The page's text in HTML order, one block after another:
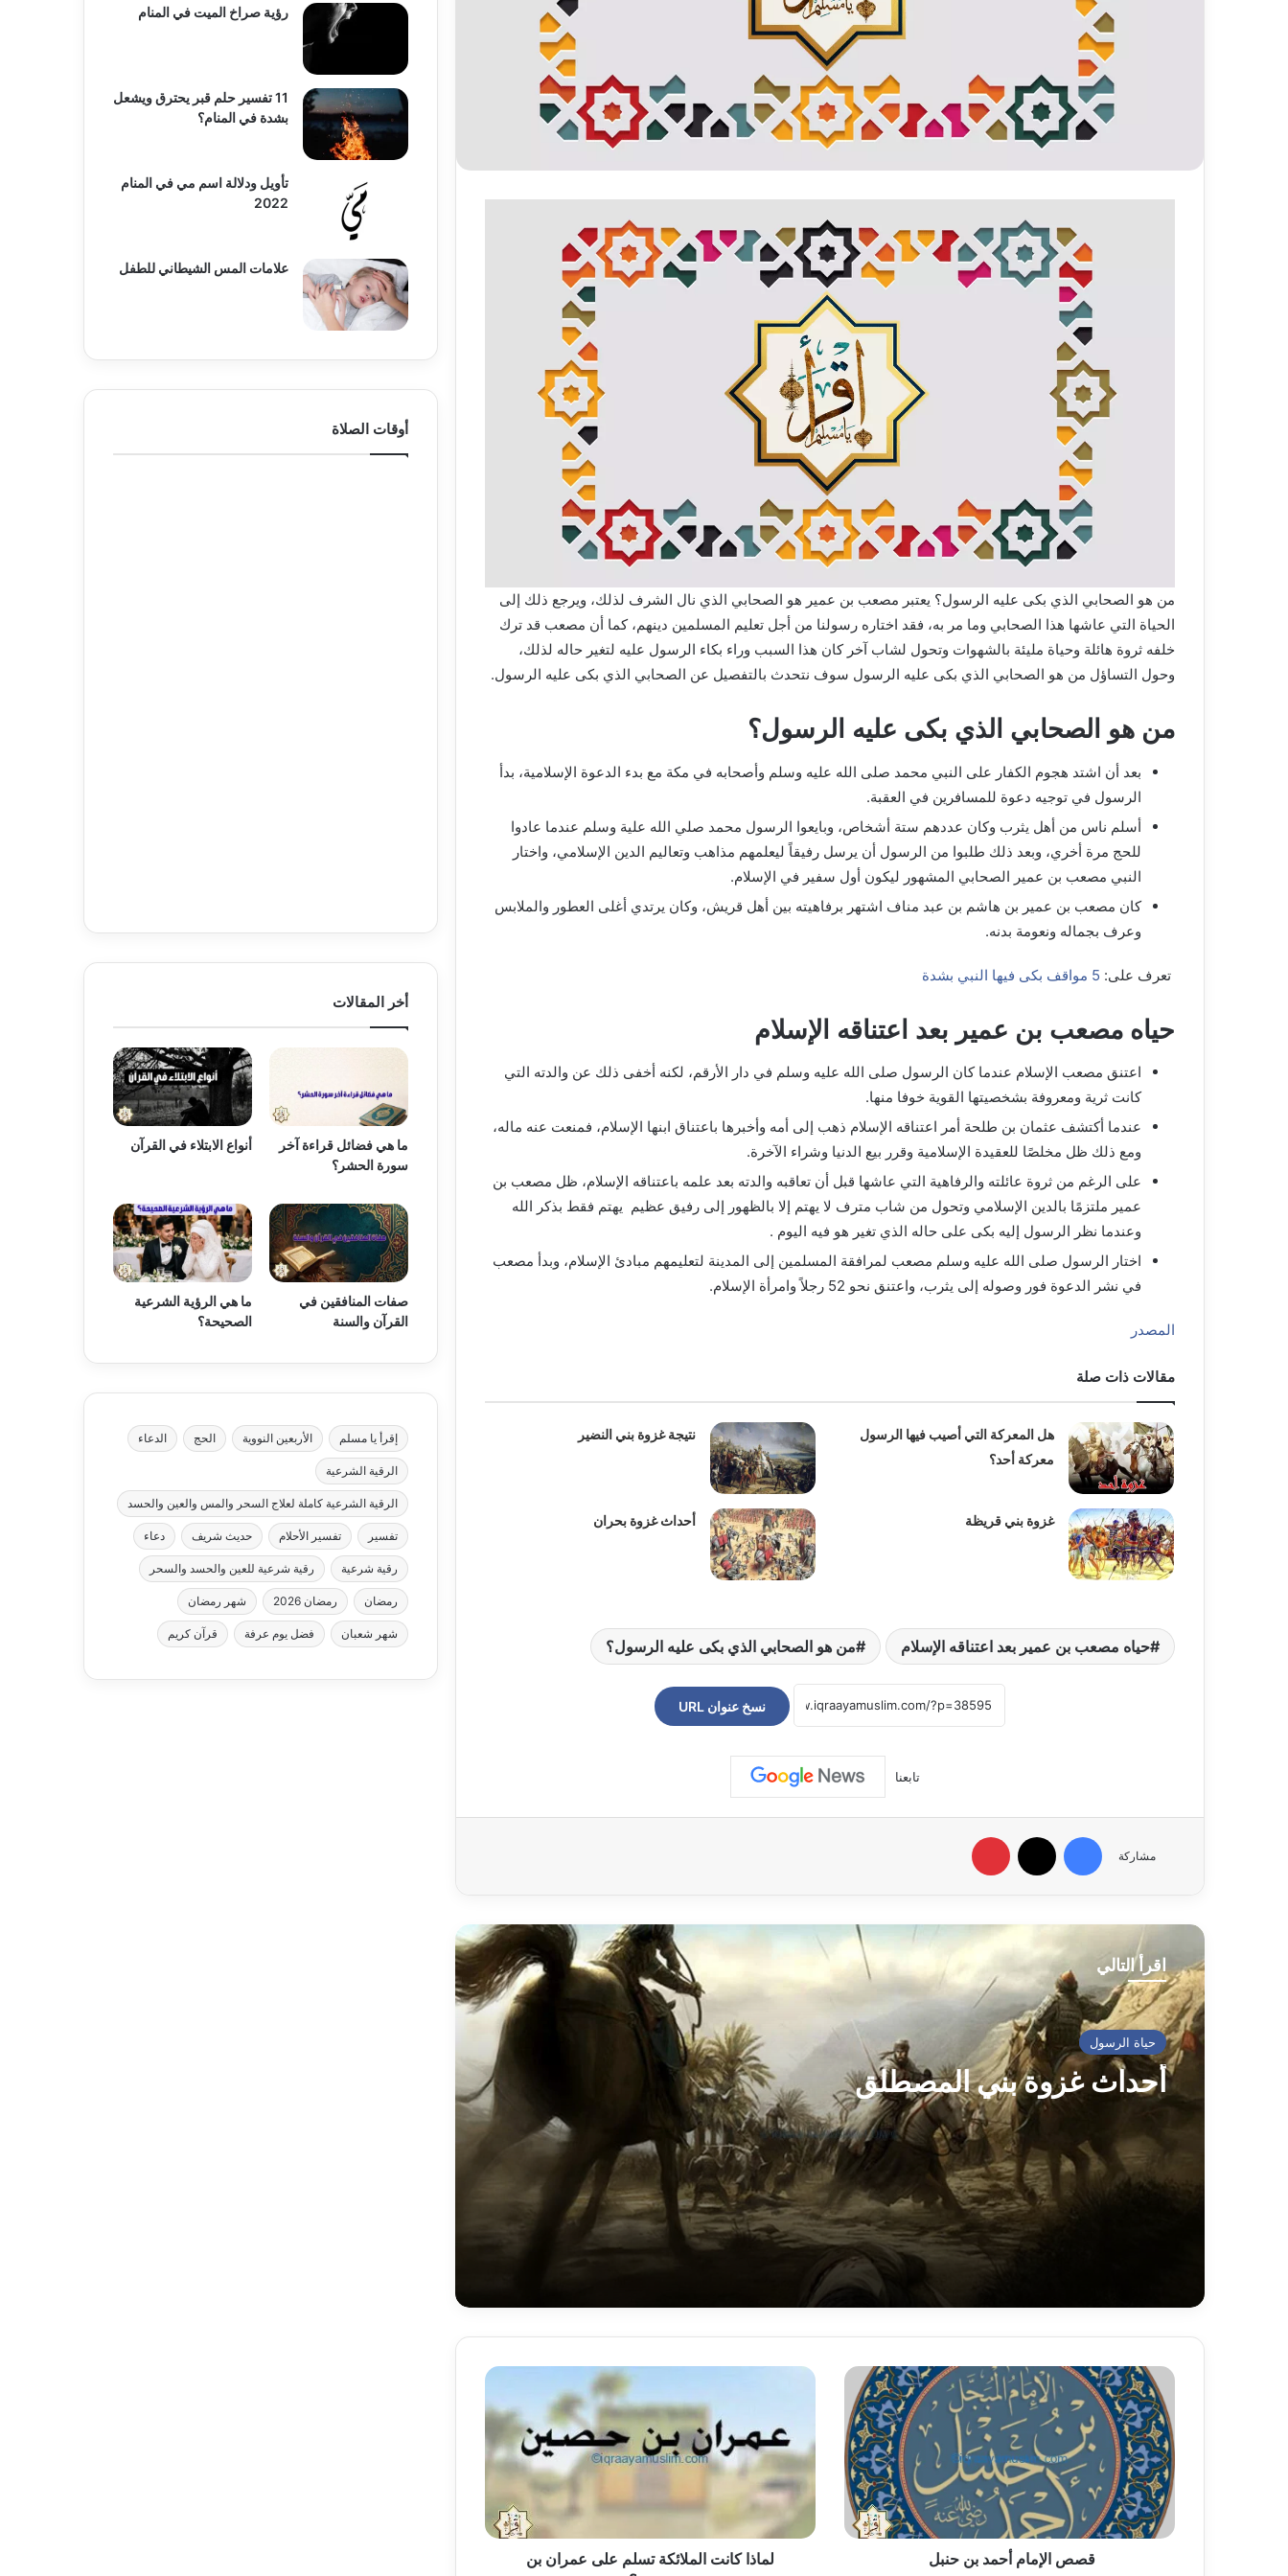
من هو الصحابي الذي بكى عليه الرسول؟ يعتبر مصعب بن عمير هو الصحابي الذي نال الشرف لذلك، ويرجع ذلك إلى
الحياة التي عاشها هذا الصحابي وما مر به، فقد اختاره رسولنا من أجل تعليم المسلمين دينهم، كما أن مصعب قد ترك
خلفه ثروة هائلة وحياة مليئة بالشهوات وتحول لشاب آخر كان هذا السبب وراء بكاء الرسول عليه لتغير حاله لذلك،
وحول التساؤل من هو الصحابي الذي بكى عليه الرسول سوف نتحدث بالتفصيل عن الصحابي الذي بكى عليه الرسول.
من هو الصحابي الذي بكى عليه الرسول؟
بعد أن اشتد هجوم الكفار على النبي محمد صلى الله عليه وسلم وأصحابه في مكة مع بدء الدعوة الإسلامية، بدأ
الرسول في توجيه دعوة للمسافرين في العقبة.
أسلم ناس من أهل يثرب وكان عددهم ستة أشخاص، وبايعوا الرسول محمد صلي الله علية وسلم عندما عادوا
للحج مرة أخري، وبعد ذلك طلبوا من الرسول أن يرسل رفيقاً ليعلمهم مذاهب وتعاليم الدين الإسلامي، واختار
النبي مصعب بن عمير الصحابي المشهور ليكون أول سفير في الإسلام.
كان مصعب بن عمير بن هاشم بن عبد مناف اشتهر برفاهيته بين أهل قريش، وكان يرتدي أغلى العطور والملابس
وعرف بجماله ونعومة بدنه.
تعرف على: 5 مواقف بكى فيها النبي بشدة
حياه مصعب بن عمير بعد اعتناقه الإسلام
اعتنق مصعب الإسلام عندما كان الرسول صلى الله عليه وسلم في دار الأرقم، لكنه أخفى ذلك عن والدته التي
كانت ثرية ومعروفة بشخصيتها القوية خوفا منها.
عندما أكتشف عثمان بن طلحة أمر اعتناقه الإسلام ذهب إلى أمه وأخبرها باعتناق ابنها الإسلام، فمنعت عنه ماله،
ومع ذلك ظل مخلصًا للعقيدة الإسلامية وقرر بيع الدنيا وشراء الآخرة.
على الرغم من ثروة عائلته والرفاهية التي عاشها قبل أن تعاقبه والدته بعد علمه باعتناقه الإسلام، ظل مصعب بن
عمير ملتزمًا بالدين الإسلامي وتحول من شاب مترف لا يهتم إلا بالظهور إلى رفيق عظيم يهتم فقط بذكر الله
وعندما نظر الرسول إليه بكى على حاله الذي تغير هو فيه اليوم .
اختار الرسول صلى الله عليه وسلم مصعب لمرافقة المسلمين إلى المدينة لتعليمهم مبادئ الإسلام، وبدأ مصعب
في نشر الدعوة فور وصوله إلى يثرب، واعتنق نحو 52 رجلاً وامرأة الإسلام.
المصدر
مقالات ذات صلة
هل المعركة التي أصيب فيها الرسول
معركة أحد؟
نتيجة غزوة بني النضير
غزوة بني قريظة أحداث غزوة بحران
حياه مصعب بن عمير بعد اعتناقه الإسلام من هو الصحابي الذي بكى عليه الرسول؟
نسخ عنوان URL
تابعنا
مشاركة
فيسبوك
اقرأ التالي
حياة الرسول
أحداث غزوة بني المصطلق
أحداث غزوة بني المصطلق
ما هو سبب حدوث غزوة العشيرة؟
ما هي نتائج غزوة السويق؟
كيف انتهت غزوة صفين؟
قصص
الإمام
أحمد
بن
حنبل
قصص الإمام أحمد بن حنبل
لماذا
على
عمران
لماذا كانت الملائكة تسلم على عمران بن
رؤية صراخ الميت في المنام
11 تفسير حلم قبر يحترق ويشعل
بشدة في المنام؟
تأويل ودلالة اسم مي في المنام
2022
علامات المس الشيطاني للطفل
أوقات الصلاة
أخر المقالات
ما هي فضائل قراءة آخر
سورة الحشر؟
أنواع الابتلاء في القرآن
صفات المنافقين في
القرآن والسنة
ما هي الرؤية الشرعية
الصحيحة؟
إقرأ يا مسلم الأربعين النووية الحج الدعاء
الرقية الشرعية
الرقية الشرعية كاملة لعلاج السحر والمس والعين والحسد
تفسير تفسير الأحلام حديث شريف دعاء
رقية شرعية رقية شرعية للعين والحسد والسحر
رمضان رمضان 2026 شهر رمضان
شهر شعبان فضل يوم عرفة قرآن كريم